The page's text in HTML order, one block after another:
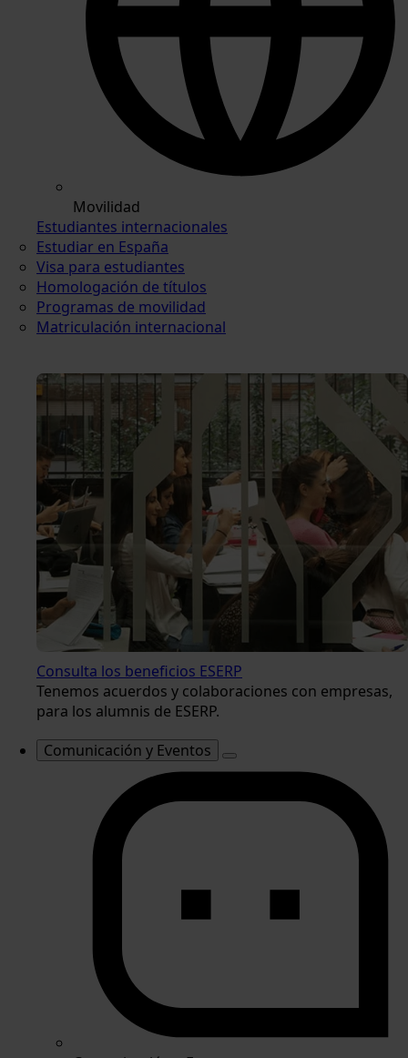
Movilidad
Estudiantes internacionales
Estudiar en España
Visa para estudiantes
Homologación de títulos
Programas de movilidad
Matriculación internacional
Consulta los beneficios ESERP
Tenemos acuerdos y colaboraciones con empresas,
para los alumnis de ESERP.
Comunicación y Eventos